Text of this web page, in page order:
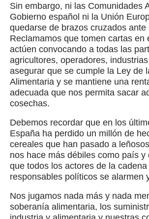
Sin embargo, ni las Comunidades
Gobierno español ni la Unión
quedarse de brazos cruzados ante
Reclamamos que tomen cartas en
actúen convocando a todas las
agricultores, operadores,
asegurar que se cumple la Ley de
Alimentaria y se mantiene una
adecuada que nos permita sacar
cosechas.
Debemos recordar que en los
España ha perdido un millón de
cereales que han pasado a
nos hace más débiles como país y
que todos los actores de la
responsables políticos se alarmen
Nos jugamos nada más y nada
soberanía alimentaria, los